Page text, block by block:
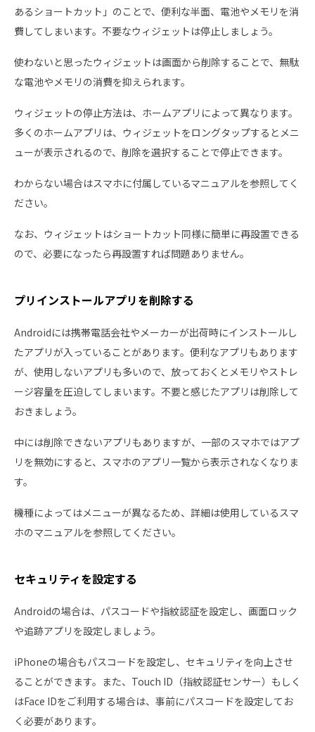
あるショートカット」のことで、便利な半面、電池やメモリを消
費してしまいます。不要なウィジェットは停止しましょう。
使わないと思ったウィジェットは画面から削除することで、無駄
な電池やメモリの消費を抑えられます。
ウィジェットの停止方法は、ホームアプリによって異なります。
多くのホームアプリは、ウィジェットをロングタップするとメニ
ューが表示されるので、削除を選択することで停止できます。
わからない場合はスマホに付属しているマニュアルを参照してく
ださい。
なお、ウィジェットはショートカット同様に簡単に再設置できる
ので、必要になったら再設置すれば問題ありません。
プリインストールアプリを削除する
Androidには携帯電話会社やメーカーが出荷時にインストールし
たアプリが入っていることがあります。便利なアプリもあります
が、使用しないアプリも多いので、放っておくとメモリやストレ
ージ容量を圧迫してしまいます。不要と感じたアプリは削除して
おきましょう。
中には削除できないアプリもありますが、一部のスマホではアプ
リを無効にすると、スマホのアプリ一覧から表示されなくなりま
す。
機種によってはメニューが異なるため、詳細は使用しているスマ
ホのマニュアルを参照してください。
セキュリティを設定する
Androidの場合は、パスコードや指紋認証を設定し、画面ロック
や追跡アプリを設定しましょう。
iPhoneの場合もパスコードを設定し、セキュリティを向上させ
ることができます。また、Touch ID（指紋認証センサー）もしく
はFace IDをご利用する場合は、事前にパスコードを設定してお
く必要があります。